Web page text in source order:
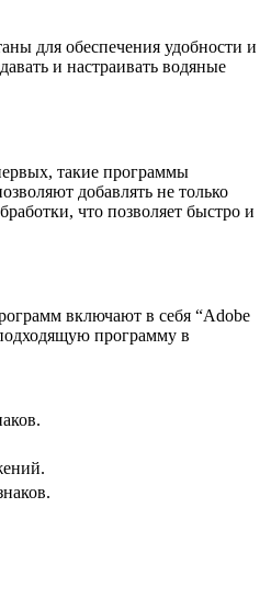
для обеспечения удобности и
и настраивать водяные
такие программы
добавлять не только
что позволяет быстро и
включают в себя “Adobe
программу в